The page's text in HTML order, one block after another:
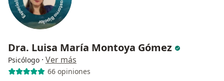
Dra. Luisa María Montoya Gómez
Psicólogo · Ver más
66 opiniones